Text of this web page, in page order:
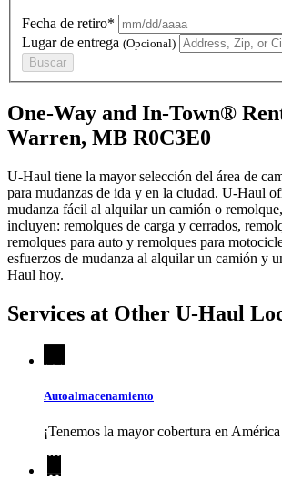
Fecha de retiro*
Lugar de entrega (Opcional)
Buscar
One-Way and In-Town®
Warren, MB R0C3E0
U-Haul tiene la mayor selección del área de
para mudanzas de ida y en la ciudad. U-Haul
mudanza fácil al alquilar un camión o
incluyen: remolques de carga y cerrados,
remolques para auto y remolques para
esfuerzos de mudanza al alquilar un camión y
Haul hoy.
Services at Other U-Haul
Autoalmacenamiento
¡Tenemos la mayor cobertura en